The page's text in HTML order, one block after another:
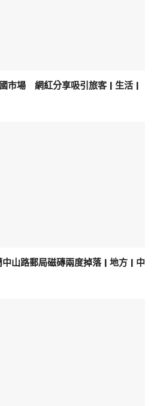
市場 網紅分享吸引旅客 | 生活 |
山路郵局磁磚兩度掉落 | 地方 | 中